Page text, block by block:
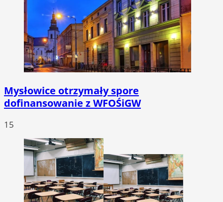
Mysłowice otrzymały spore
dofinansowanie z WFOŚiGW
15